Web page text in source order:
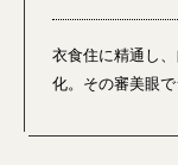
衣食住に精通し
化。その審美眼で